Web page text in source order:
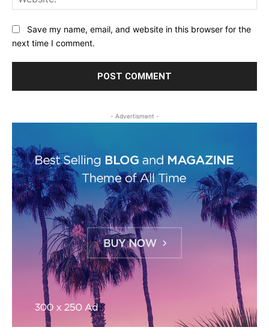
Save my name, email, and website in this browser for the
next time I comment.
- Advertisment -